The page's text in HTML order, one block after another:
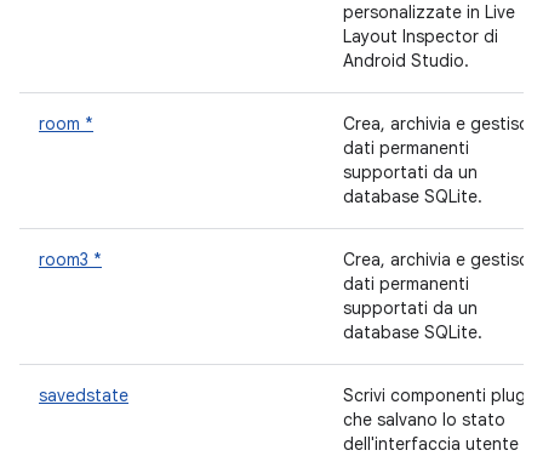
personalizzate in Live
Layout Inspector di
Android Studio.
room *
Crea, archivia e gestisci
dati permanenti
supportati da un
database SQLite.
room3 *
Crea, archivia e gestisci
dati permanenti
supportati da un
database SQLite.
savedstate
Scrivi componenti plug-
che salvano lo stato
dell'interfaccia utente